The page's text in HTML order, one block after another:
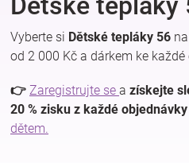
oblečení
Pokojíček
a
kojenecká
Vyberte si Dětské tepláky 56
od 2 000 Kč a dárkem ke
👉 Zaregistrujte se a získejte
20 % zisku z každé objednávky
dětem.